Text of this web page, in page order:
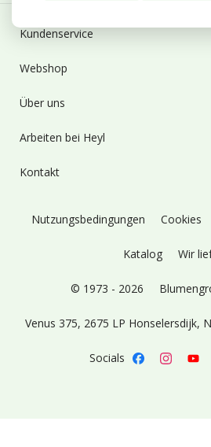
Kundenservice
Webshop
Über uns
Arbeiten bei Heyl
Kontakt
Nutzungsbedingungen Cookies
Katalog Wir
© 1973 - 2026
Venus 375, 2675 LP Honselersdijk,
Socials